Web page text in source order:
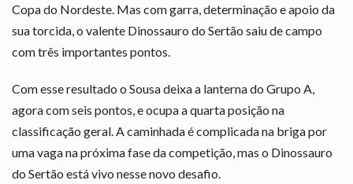
Copa do Nordeste. Mas com garra, determinação e apoio da
sua torcida, o valente Dinossauro do Sertão saiu de campo
com três importantes pontos.
Com esse resultado o Sousa deixa a lanterna do Grupo A,
agora com seis pontos, e ocupa a quarta posição na
classificação geral. A caminhada é complicada na briga por
uma vaga na próxima fase da competição, mas o Dinossauro
do Sertão está vivo nesse novo desafio.